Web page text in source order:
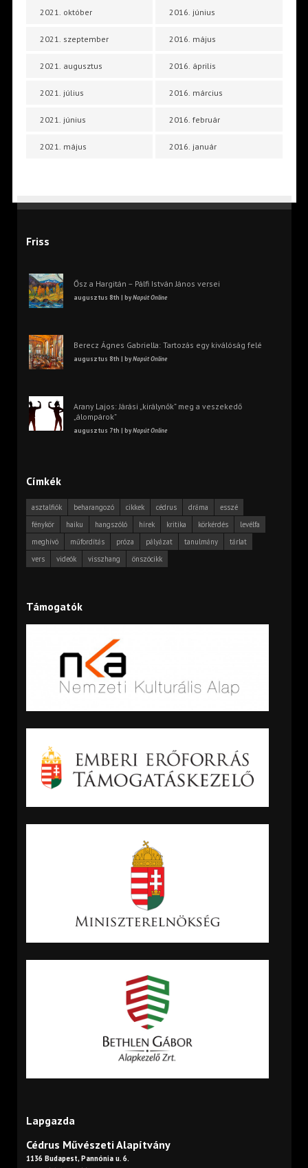
2021. október
2021. szeptember
2021. augusztus
2021. július
2021. június
2021. május
2016. június
2016. május
2016. április
2016. március
2016. február
2016. január
Friss
Ősz a Hargitán – Pálfi István János versei
augusztus 8th | byNapút Online
Berecz Ágnes Gabriella: Tartozás egy kiválóság felé
augusztus 8th | byNapút Online
Arany Lajos: Járási „királynők” meg a veszekedő
„álompárok”
augusztus 7th | byNapút Online
Címkék
asztalfiók beharangozó cikkek cédrus dráma
esszé
fénykör
haiku hangszóló hírek kritika körkérdés
levélfa
meghívó
műfordítás próza pályázat tanulmány
tárlat
vers
videók visszhang önszócikk
Támogatók
Lapgazda
Cédrus Művészeti Alapítvány
1136 Budapest, Pannónia u. 6.